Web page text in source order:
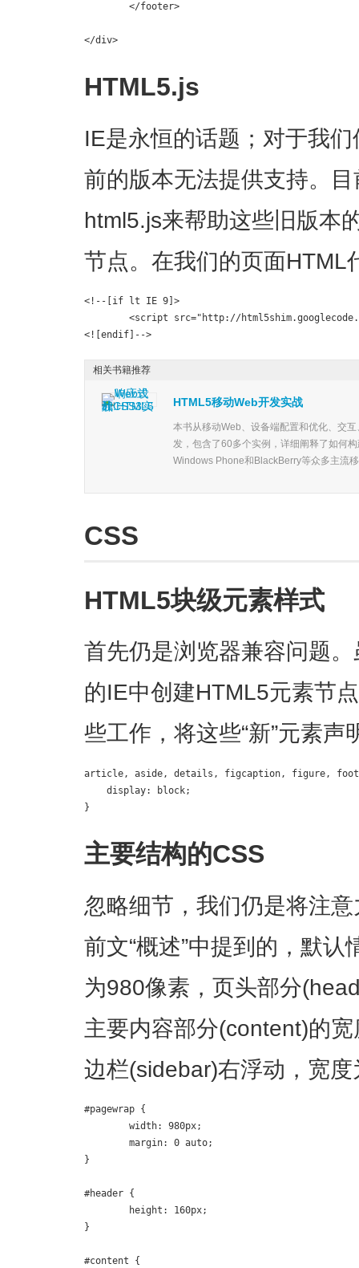
</div>
HTML5.js
IE是永恒的话题；对于我
前的版本无法提供支持。
html5.js来帮助这些旧版本
节点。在我们的页面HTML
<!--[if lt IE 9]>
<![endif]-->
HTML5移动Web开发实战
本书从移动Web、设备端配置和优化、交
发，包含了60多个实例，详细阐释了如何
Windows Phone和BlackBerry等众多主流
相关书籍推荐
CSS
HTML5块级元素样式
首先仍是浏览器兼容问题
的IE中创建HTML5元素节
些工作，将这些“新”元素声
article, aside, details, figcaption, figure,
    display: block;
}
主要结构的CSS
忽略细节，我们仍是将注
前文“概述”中提到的，默
为980像素，页头部分
主要内容部分(content)的
边栏(sidebar)右浮动，宽
#pagewrap {
}
#header {
}
#content {